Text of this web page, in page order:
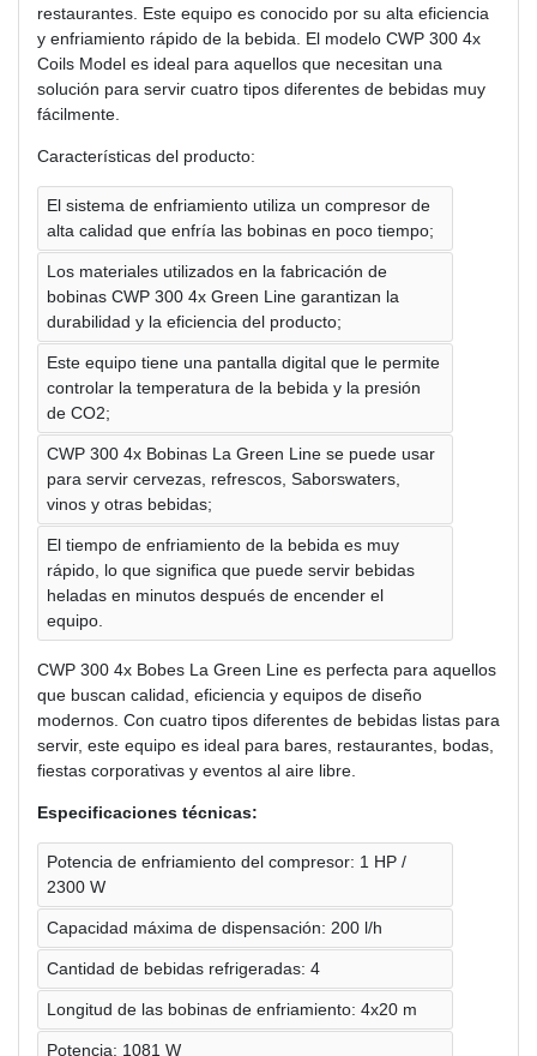
restaurantes. Este equipo es conocido por su alta eficiencia
y enfriamiento rápido de la bebida. El modelo CWP 300 4x
Coils Model es ideal para aquellos que necesitan una
solución para servir cuatro tipos diferentes de bebidas muy
fácilmente.
Características del producto:
El sistema de enfriamiento utiliza un compresor de
alta calidad que enfría las bobinas en poco tiempo;
Los materiales utilizados en la fabricación de
bobinas CWP 300 4x Green Line garantizan la
durabilidad y la eficiencia del producto;
Este equipo tiene una pantalla digital que le permite
controlar la temperatura de la bebida y la presión
de CO2;
CWP 300 4x Bobinas La Green Line se puede usar
para servir cervezas, refrescos, Saborswaters,
vinos y otras bebidas;
El tiempo de enfriamiento de la bebida es muy
rápido, lo que significa que puede servir bebidas
heladas en minutos después de encender el
equipo.
CWP 300 4x Bobes La Green Line es perfecta para aquellos
que buscan calidad, eficiencia y equipos de diseño
modernos. Con cuatro tipos diferentes de bebidas listas para
servir, este equipo es ideal para bares, restaurantes, bodas,
fiestas corporativas y eventos al aire libre.
Especificaciones técnicas:
Potencia de enfriamiento del compresor: 1 HP /
2300 W
Capacidad máxima de dispensación: 200 l/h
Cantidad de bebidas refrigeradas: 4
Longitud de las bobinas de enfriamiento: 4x20 m
Potencia: 1081 W